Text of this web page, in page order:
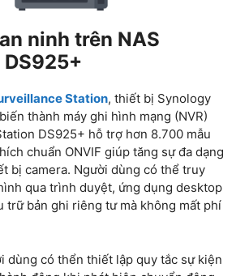
ninh trên NAS
Station, thiết bị Synology
thành máy ghi hình mạng (NVR)
DS925+ hỗ trợ hơn 8.700 mẫu
chuẩn ONVIF giúp tăng sự đa dạng
bị camera. Người dùng có thể truy
qua trình duyệt, ứng dụng desktop
trữ bản ghi riêng tư mà không mất phí
dùng có thển thiết lập quy tắc sự kiện